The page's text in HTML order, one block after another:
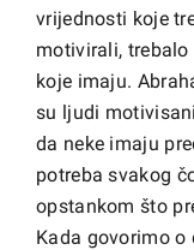
vrijednosti koje
motivirali,
koje imaju.
su ljudi
da neke imaju
potreba svakog
opstankom što
Kada govorimo o